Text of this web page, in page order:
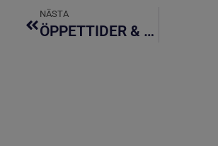
NÄSTA
ÖPPETTIDER & KAPELLBLADET